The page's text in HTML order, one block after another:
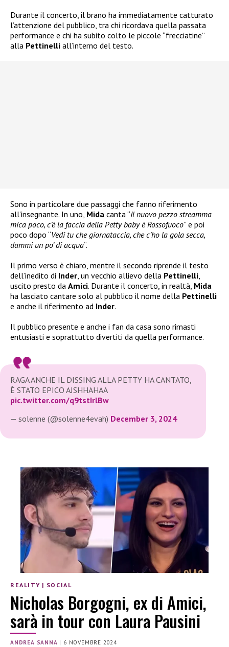
Durante il concerto, il brano ha immediatamente catturato
l’attenzione del pubblico, tra chi ricordava quella passata
performance e chi ha subito colto le piccole “frecciatine”
alla Pettinelli all’interno del testo.
Sono in particolare due passaggi che fanno riferimento
all’insegnante. In uno, Mida canta “Il nuovo pezzo streamma
mica poco, c’è la faccia della Petty baby è Rossofuoco” e poi
poco dopo “Vedi tu che giornataccia, che c’ho la gola secca,
dammi un po’ di acqua“.
Il primo verso è chiaro, mentre il secondo riprende il testo
dell’inedito di Inder , un vecchio allievo della Pettinelli
uscito presto da Amici. Durante il concerto, in realtà, Mida
ha lasciato cantare solo al pubblico il nome della Pettinelli
e anche il riferimento ad Inder.
Il pubblico presente e anche i fan da casa sono rimasti
entusiasti e soprattutto divertiti da quella performance.
RAGA ANCHE IL DISSING ALLA PETTY HA CANTATO,
È STATO EPICO AJSHHAHAA
pic.twitter.com/q9tstIrlBw
— solenne (@solenne4evah) December 3, 2024
REALITY | SOCIAL
Nicholas Borgogni, ex di Amici,
sarà in tour con Laura Pausini
ANDREA SANNA | 6 NOVEMBRE 2024